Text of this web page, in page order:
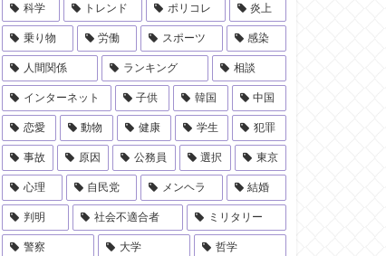
科学 トレンド ポリコレ 炎上
乗り物 労働 スポーツ 感染
人間関係 ランキング 相談
インターネット 子供 韓国 中国
恋愛 動物 健康 学生 犯罪
事故 原因 公務員 選択 東京
心理 自民党 メンヘラ 結婚
判明 社会不適合者 ミリタリー
警察 大学 哲学